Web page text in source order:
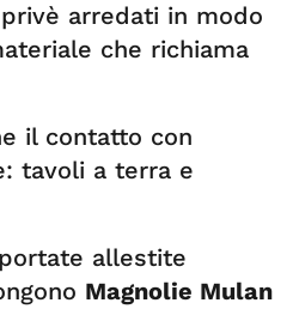
arredati in modo
che richiama
il contatto con
tavoli a terra e
allestite
Magnolie Mulan